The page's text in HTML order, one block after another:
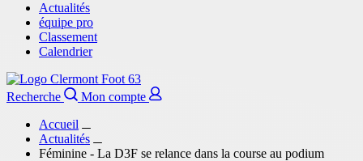
Actualités
équipe pro
Classement
Calendrier
Recherche
Mon compte
Accueil
Actualités
Féminine - La D3F se relance dans la course au podium